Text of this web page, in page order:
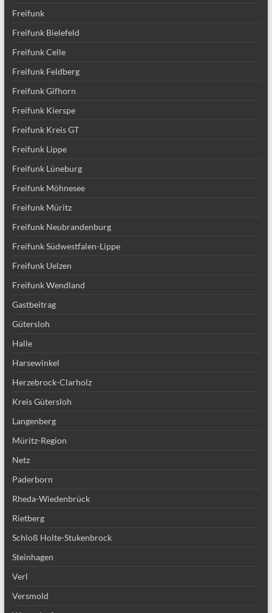
Freifunk
Freifunk Bielefeld
Freifunk Celle
Freifunk Feldberg
Freifunk Gifhorn
Freifunk Kierspe
Freifunk Kreis GT
Freifunk Lippe
Freifunk Lüneburg
Freifunk Möhnesee
Freifunk Müritz
Freifunk Neubrandenburg
Freifunk Südwestfalen-Lippe
Freifunk Uelzen
Freifunk Wendland
Gastbeitrag
Gütersloh
Halle
Harsewinkel
Herzebrock-Clarholz
Kreis Gütersloh
Langenberg
Müritz-Region
Netz
Paderborn
Rheda-Wiedenbrück
Rietberg
Schloß Holte-Stukenbrock
Steinhagen
Verl
Versmold